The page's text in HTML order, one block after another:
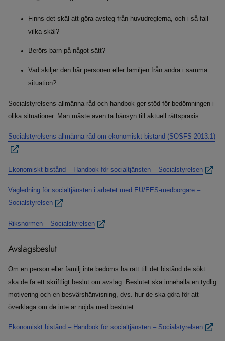
Finns det skäl att göra avsteg från huvudreglerna, och i så fall
vilka skäl?
Berörs barn på något sätt?
Vad skiljer den här personen eller familjen från andra i samma
situation?
Socialstyrelsens allmänna råd och handbok ger stöd för bedömningen i
olika situationer. Man måste även ta hänsyn till aktuell rättspraxis.
Socialstyrelsens allmänna råd om ekonomiskt bistånd (SOSFS 2013:1)
Ekonomiskt bistånd – Handbok för socialtjänsten – Socialstyrelsen
Vägledning för socialtjänsten i arbetet med EU/EES-medborgare –
Socialstyrelsen
Riksnormen – Socialstyrelsen
Avslagsbeslut
Om en person eller familj inte bedöms ha rätt till det bistånd de sökt
ska de få ett skriftligt beslut om avslag. Beslutet ska innehålla en tydlig
motivering och en besvärshänvisning, dvs. hur de ska göra för att
överklaga om de inte är nöjda med beslutet.
Ekonomiskt bistånd – Handbok för socialtjänsten – Socialstyrelsen